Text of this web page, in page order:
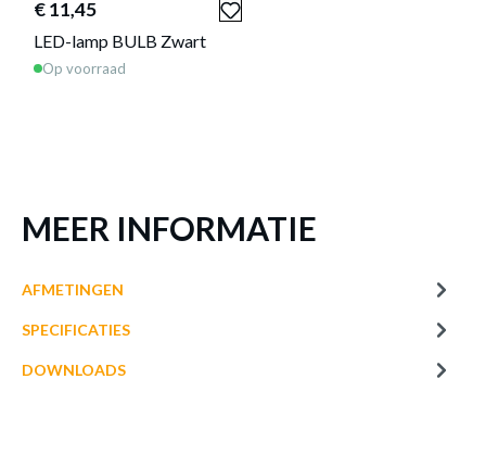
€ 11,45
LED-lamp BULB Zwart
Op voorraad
MEER INFORMATIE
AFMETINGEN
SPECIFICATIES
DOWNLOADS
Op bestelling